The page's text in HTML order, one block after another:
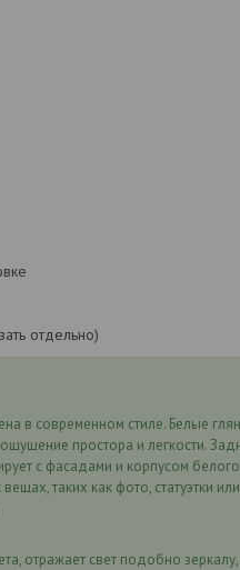
отдельно)
в современном стиле. Белые
простора и легкости.
с фасадами и корпусом
таких как фото, статуэтки
отражает свет подобно